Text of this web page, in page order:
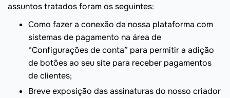
assuntos tratados foram os seguintes:
Como fazer a conexão da nossa plataforma com
sistemas de pagamento na área de
“Configurações de conta” para permitir a adição
de botões ao seu site para receber pagamentos
de clientes;
Breve exposição das assinaturas do nosso criador